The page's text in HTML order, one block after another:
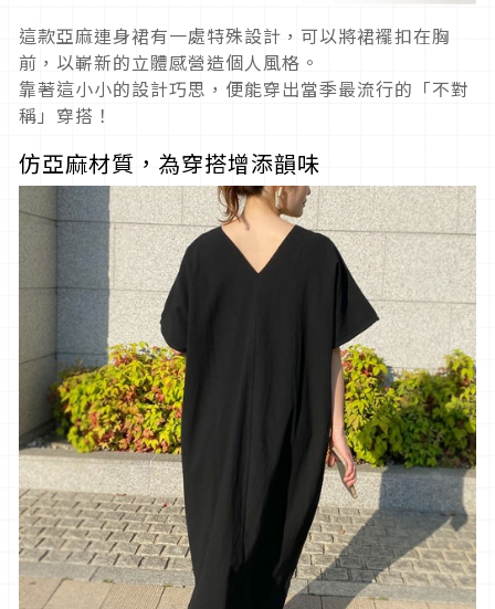
這款亞麻連身裙有一處特殊設計，可以將裙襬扣在胸
前，以嶄新的立體感營造個人風格。
靠著這小小的設計巧思，便能穿出當季最流行的「不對
稱」穿搭！
仿亞麻材質，為穿搭增添韻味